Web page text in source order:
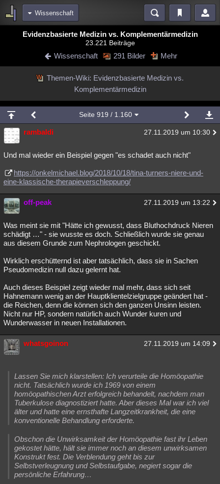
Wissenschaft
Bereiche
Diskussionen Blogs Videos
meine Rubriken
Wissenschaft Politik Mystery
Spiritualität Verschwörungen Technologie Ufologie
Natur Umfragen
Astronomie Helpdesk Gruppen
Musik Clash Allmystery English
Übersichten
Besucht Teilgenommen Alle Neue Geschlossen
Evidenzbasierte Medizin vs. Komplementärmedizin
23.221 Beiträge
Wissenschaft 291 Bilder Mehr
Themen-Wiki: Evidenzbasierte Medizin vs.
Komplementärmedizin
Seite 919 / 1.160
rambaldi 27.11.2019 um 10:30
Und mal wieder ein Beispiel gegen "es schadet auch nicht"
https://onkelmichael.blog/2018/10/18/tina-turners-niere-und-
eine-klassische-therapieverschleppung/
off-peak 27.11.2019 um 13:22
Was meint sie mit "Hätte ich gewusst, dass Bluthochdruck Nieren
schädigt …" - sie wusste es doch. Schließlich wurde sie genau
aus diesem Grunde zum Nephrologen geschickt.
Wirklich erschütternd ist aber tatsächlich, dass sie in Sachen
Pseudomedizin null dazu gelernt hat.
Auch dieses Beispiel zeigt wieder mal mehr, dass sich seit
Hahnemann wenig an der Hauptklientelzielgruppe geändert hat -
die Reichen, denn die können sich den ganzen Unsinn leisten.
Nicht nur HP, sondern natürlich auch Wunder kuren und
Wunderwasser in neuen Installationen.
whatsgoinon 27.11.2019 um 14:09
Lassen Sie mich klarstellen: Ich verurteile die Homöopathie
nicht. Tatsächlich wurde ich 1969 von einem
homöopathischen Arzt erfolgreich behandelt, nachdem man
Tuberkulose diagnostiziert hatte. Aber dieses Mal war ich viel
älter und hatte eine ernsthafte Langzeitkrankheit, die eine
konventionelle Behandlung erforderte.
Obschon die Unwirksamkeit der Homöopathie fast ihr Leben
gekostet hätte, hält sie immer noch an diesem unwirksamen
Konstrukt fest. Die Verblendung geht bis zur
Selbstverleugnung und Selbstaufgabe, negiert sogar die
persönliche Erfahrung…